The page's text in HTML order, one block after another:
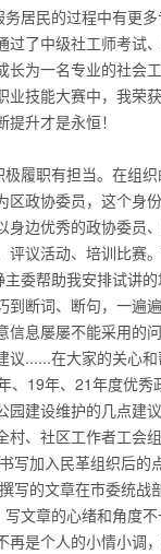
居民的过程中有更
过了中级社工师考试
长为一名专业的社会
业技能大赛中，我荣
升才是永恒！
极履职有担当。在组
区政协委员，这个身
边优秀的政协委员
评议活动、培训比赛
主委帮助我安排试讲
到断词、断句，一遍
信息屡屡不能采用的
......在大家的关心和
、19年、21年度优秀
园建设维护的几点建
村、社区工作者工会
写加入民革组织后的
写的文章在市委统
写文章的心绪和角度
再是个人的小情小调